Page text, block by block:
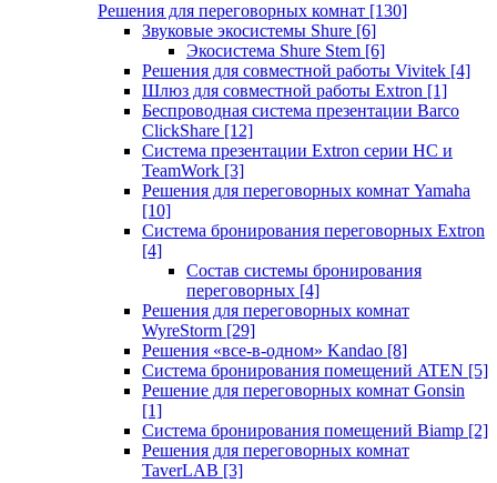
Решения для переговорных комнат [130]
Звуковые экосистемы Shure [6]
Экосистема Shure Stem [6]
Решения для совместной работы Vivitek [4]
Шлюз для совместной работы Extron [1]
Беспроводная система презентации Barco
ClickShare [12]
Система презентации Extron серии HC и
TeamWork [3]
Решения для переговорных комнат Yamaha
[10]
Система бронирования переговорных Extron
[4]
Состав системы бронирования
переговорных [4]
Решения для переговорных комнат
WyreStorm [29]
Решения «все-в-одном» Kandao [8]
Система бронирования помещений ATEN [5]
Решение для переговорных комнат Gonsin
[1]
Система бронирования помещений Biamp [2]
Решения для переговорных комнат
TaverLAB [3]